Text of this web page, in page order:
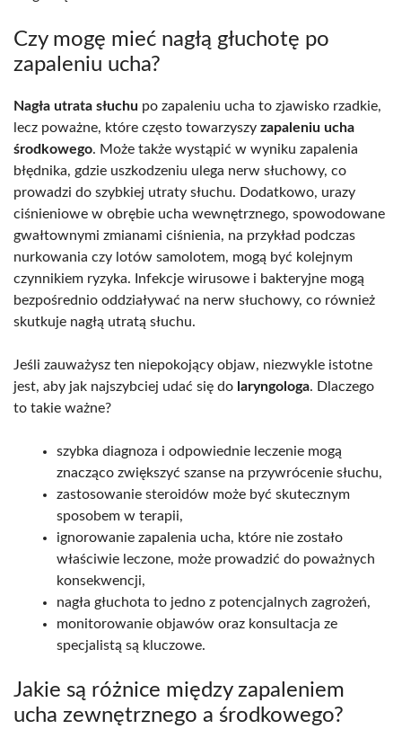
Czy mogę mieć nagłą głuchotę po
zapaleniu ucha?
Nagła utrata słuchu po zapaleniu ucha to zjawisko rzadkie,
lecz poważne, które często towarzyszy zapaleniu ucha
środkowego. Może także wystąpić w wyniku zapalenia
błędnika, gdzie uszkodzeniu ulega nerw słuchowy, co
prowadzi do szybkiej utraty słuchu. Dodatkowo, urazy
ciśnieniowe w obrębie ucha wewnętrznego, spowodowane
gwałtownymi zmianami ciśnienia, na przykład podczas
nurkowania czy lotów samolotem, mogą być kolejnym
czynnikiem ryzyka. Infekcje wirusowe i bakteryjne mogą
bezpośrednio oddziaływać na nerw słuchowy, co również
skutkuje nagłą utratą słuchu.
Jeśli zauważysz ten niepokojący objaw, niezwykle istotne
jest, aby jak najszybciej udać się do laryngologa. Dlaczego
to takie ważne?
szybka diagnoza i odpowiednie leczenie mogą
znacząco zwiększyć szanse na przywrócenie słuchu,
zastosowanie steroidów może być skutecznym
sposobem w terapii,
ignorowanie zapalenia ucha, które nie zostało
właściwie leczone, może prowadzić do poważnych
konsekwencji,
nagła głuchota to jedno z potencjalnych zagrożeń,
monitorowanie objawów oraz konsultacja ze
specjalistą są kluczowe.
Jakie są różnice między zapaleniem
ucha zewnętrznego a środkowego?